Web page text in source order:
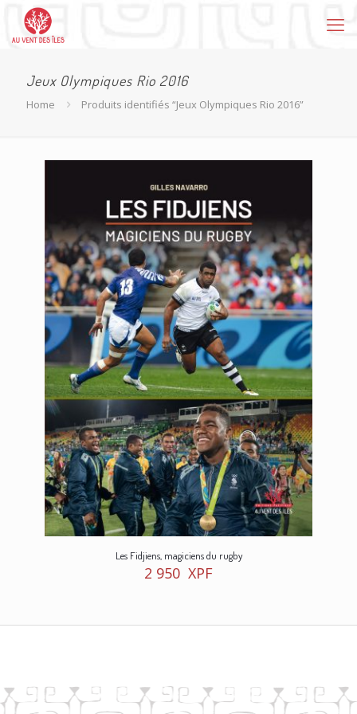
Jeux Olympiques Rio 2016
Home Produits identifiés “Jeux Olympiques Rio 2016”
Les Fidjiens, magiciens du rugby
2 950 XPF